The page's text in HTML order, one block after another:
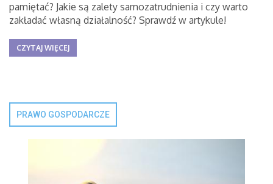
pamiętać? Jakie są zalety samozatrudnienia i czy warto
zakładać własną działalność? Sprawdź w artykule!
CZYTAJ WIĘCEJ
PRAWO GOSPODARCZE